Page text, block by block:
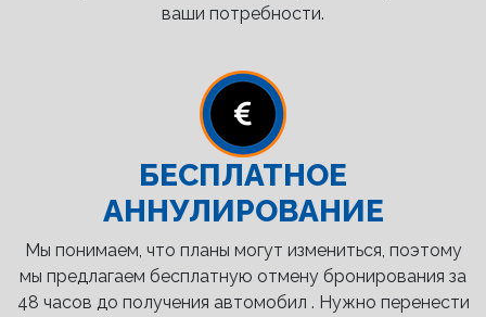
ваши потребности.
БЕСПЛАТНОЕ
АННУЛИРОВАНИЕ
Мы понимаем, что планы могут измениться, поэтому
мы предлагаем бесплатную отмену бронирования за
48 часов до получения автомобил . Нужно перенести